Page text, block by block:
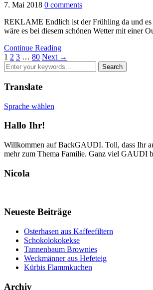
7. Mai 2018 0 comments
REKLAME Endlich ist der Frühling da und es
wäre es bei diesem schönen Wetter mit einer
Continue Reading
1 2 3 … 80 Next →
Translate
Sprache wählen
Hallo Ihr!
Willkommen auf BackGAUDI. Toll, dass Ihr
mehr zum Thema Familie. Ganz viel GAUDI
Nicola
Neueste Beiträge
Osterhasen aus Kaffeefiltern
Schokolokokekse
Tannenbaum Brownies
Weckmänner aus Hefeteig
Kürbis Flammkuchen
Archiv